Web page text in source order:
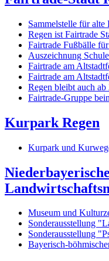
Sammelstelle für alte
Regen ist Fairtrade
Fairtrade Fußbälle
Auszeichnung
Fairtrade am
Fairtrade am
Regen bleibt auch
Fairtrade-Gruppe
Kurpark Regen
Kurpark und
Museum und
Sonderausstellung
Sonderausstellung
Bayerisch-